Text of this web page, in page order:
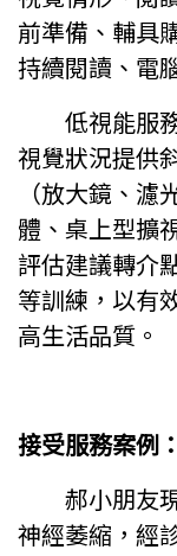
前準備、輔具
持續閱讀、電
低視能服務
視覺狀況提供
（放大鏡、濾
體、桌上型擴
評估建議轉介
等訓練，以有
高生活品質。
接受服務案例
郝小朋友現
神經萎縮，經